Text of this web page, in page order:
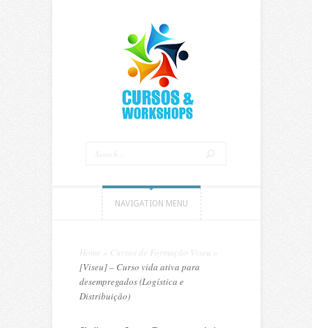
NAVIGATION MENU
Home Cursos de Formação Viseu
[Viseu] – Curso vida ativa para
desempregados (Logística e
Distribuição)